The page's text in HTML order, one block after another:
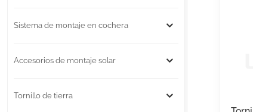
Sistema de montaje en cochera
Accesorios de montaje solar
Tornillo de tierra